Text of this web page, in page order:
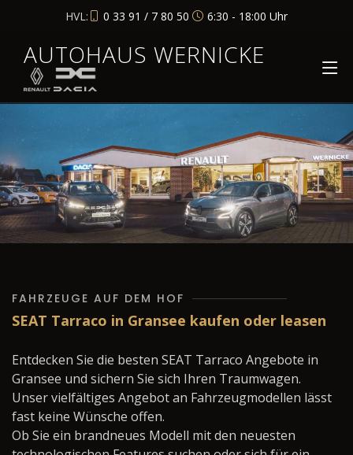
HVL: 0 33 91 / 7 80 50 6:30 - 18:00 Uhr
AUTOHAUS WERNICKE
FAHRZEUGE AUF DEM HOF
SEAT Tarraco in Gransee kaufen oder leasen
Entdecken Sie die besten SEAT Tarraco Angebote in
Gransee und sichern Sie sich Ihren Traumwagen.
Unser vielfältiges Angebot an Fahrzeugmodellen lässt
fast keine Wünsche offen.
Ob Sie ein brandneues Modell mit den neuesten